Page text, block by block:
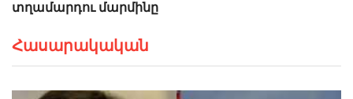
տղամարդու մարմինը
Հասարակական